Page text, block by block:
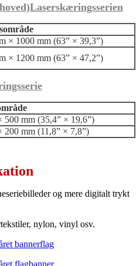
Laserskæringsserien
× 1000 mm (63” × 39,3”)
× 1200 mm (63” × 47,2”)
500 mm (35,4” × 19,6”)
200 mm (11,8” × 7,8”)
og mere digitalt trykt
nylon, vinyl osv.